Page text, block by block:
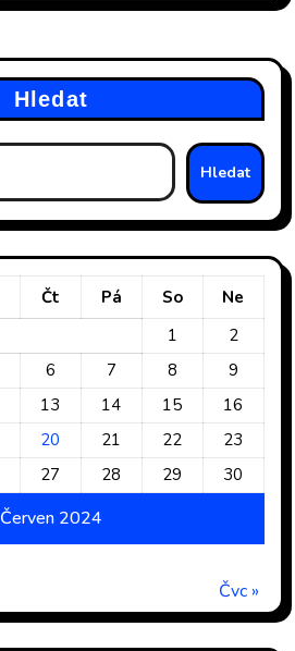
Hledat
Hledat
Červen 2024
Čt Pá So
Ne
1
2
6 7 8
9
13 14 15
16
20 21 22
23
27 28 29 30
Čvc »